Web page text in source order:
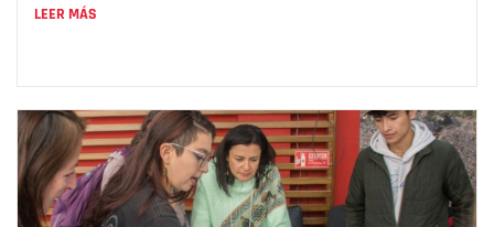
LEER MÁS